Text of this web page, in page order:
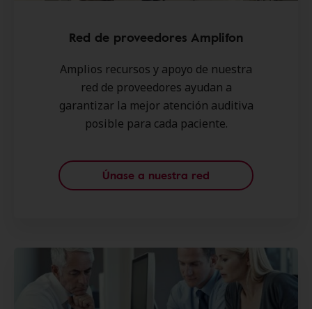
Red de proveedores Amplifon
Amplios recursos y apoyo de nuestra
red de proveedores ayudan a
garantizar la mejor atención auditiva
posible para cada paciente.
Únase a nuestra red